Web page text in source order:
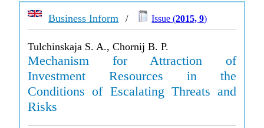
Business Inform / Issue (2015, 9)
Tulchinskaja S. A., Chornij B. P.
Mechanism for Attraction of
Investment Resources in the
Conditions of Escalating Threats and
Risks